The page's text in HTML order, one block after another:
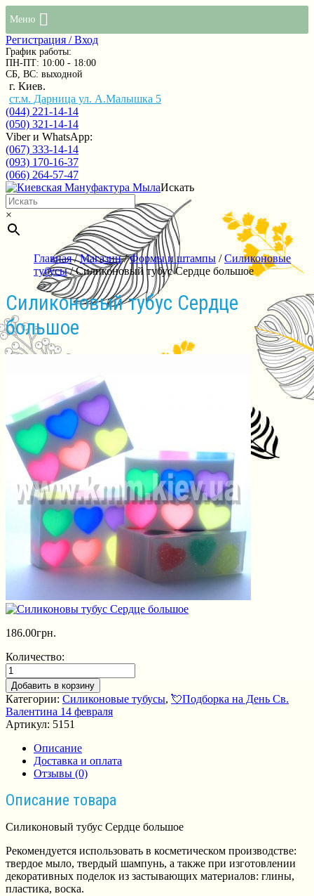
Меню
Регистрация / Вход
График работы:
ПН-ПТ: 10:00 - 18:00
СБ, ВС: выходной
г. Киев.
ст.м. Дарница ул. А.Малышка 5
(044) 221-14-14
(050) 321-14-14
Viber и WhatsApp:
(067) 333-14-14
(093) 170-16-37
(066) 264-57-47
Искать
×
Главная/Магазин/Формы и штампы /Силиконовые
тубусы/ Силиконовый тубус Сердце большое
Силиконовый тубус Сердце
большое
186.00грн.
Количество:
Добавить в корзину
Категории: Силиконовые тубусы, 💘Подборка на День Св.
Валентина 14 февраля
Артикул: 5151
Описание
Доставка и оплата
Отзывы (0)
Описание товара
Силиконовый тубус Сердце большое
Рекомендуется использовать в косметическом производстве:
твердое мыло, твердый шампунь, а также при изготовлении
декоративных поделок из застывающих материалов: глины,
пластика, воска.